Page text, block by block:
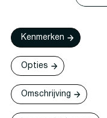
Kenmerken
Opties
Omschrijving